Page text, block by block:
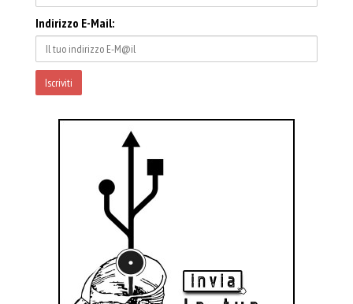
Indirizzo E-Mail: